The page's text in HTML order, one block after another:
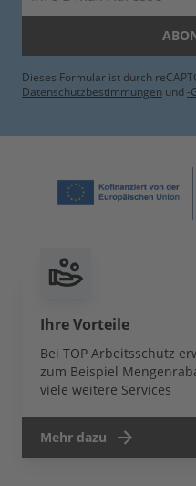
Dieses Formular ist durch
Datenschutzbestimmungen und -
Ihre Vorteile
Bei TOP Arbeitsschutz
zum Beispiel
viele weitere Services
Mehr dazu